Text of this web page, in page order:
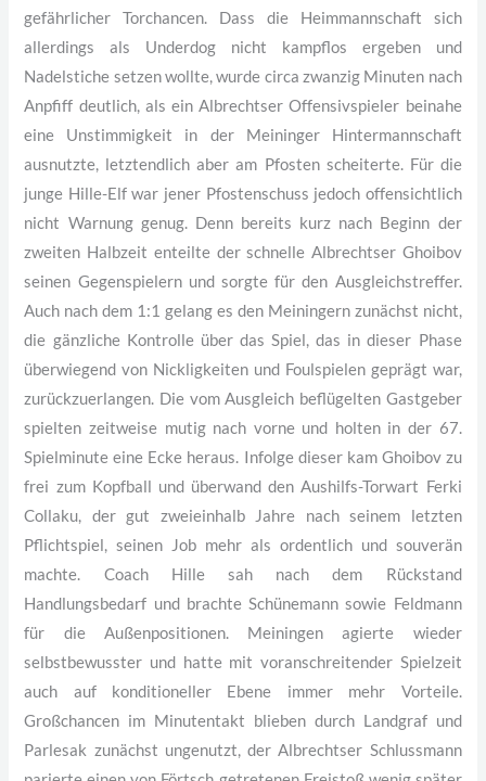
gefährlicher Torchancen. Dass die Heimmannschaft sich
allerdings als Underdog nicht kampflos ergeben und
Nadelstiche setzen wollte, wurde circa zwanzig Minuten nach
Anpfiff deutlich, als ein Albrechtser Offensivspieler beinahe
eine Unstimmigkeit in der Meininger Hintermannschaft
ausnutzte, letztendlich aber am Pfosten scheiterte. Für die
junge Hille-Elf war jener Pfostenschuss jedoch offensichtlich
nicht Warnung genug. Denn bereits kurz nach Beginn der
zweiten Halbzeit enteilte der schnelle Albrechtser Ghoibov
seinen Gegenspielern und sorgte für den Ausgleichstreffer.
Auch nach dem 1:1 gelang es den Meiningern zunächst nicht,
die gänzliche Kontrolle über das Spiel, das in dieser Phase
überwiegend von Nickligkeiten und Foulspielen geprägt war,
zurückzuerlangen. Die vom Ausgleich beflügelten Gastgeber
spielten zeitweise mutig nach vorne und holten in der 67.
Spielminute eine Ecke heraus. Infolge dieser kam Ghoibov zu
frei zum Kopfball und überwand den Aushilfs-Torwart Ferki
Collaku, der gut zweieinhalb Jahre nach seinem letzten
Pflichtspiel, seinen Job mehr als ordentlich und souverän
machte. Coach Hille sah nach dem Rückstand
Handlungsbedarf und brachte Schünemann sowie Feldmann
für die Außenpositionen. Meiningen agierte wieder
selbstbewusster und hatte mit voranschreitender Spielzeit
auch auf konditioneller Ebene immer mehr Vorteile.
Großchancen im Minutentakt blieben durch Landgraf und
Parlesak zunächst ungenutzt, der Albrechtser Schlussmann